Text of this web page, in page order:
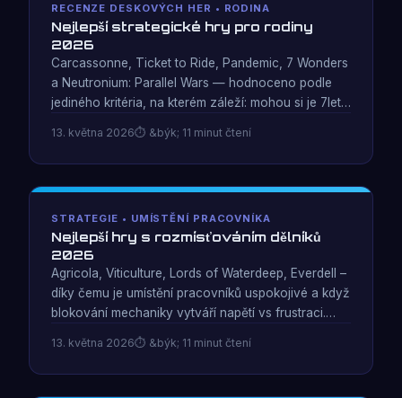
RECENZE DESKOVÝCH HER • RODINA
Nejlepší strategické hry pro rodiny
2026
Carcassonne, Ticket to Ride, Pandemic, 7 Wonders
a Neutronium: Parallel Wars — hodnoceno podle
jediného kritéria, na kterém záleží: mohou si je 7leté
analýza smíšeného věku.
13. května 2026 &býk; 11 minut čtení
STRATEGIE • UMÍSTĚNÍ PRACOVNÍKA
Nejlepší hry s rozmísťováním dělníků
2026
Agricola, Viticulture, Lords of Waterdeep, Everdell –
díky čemu je umístění pracovníků uspokojivé a když
blokování mechaniky vytváří napětí vs frustraci.
2026.
13. května 2026 &býk; 11 minut čtení